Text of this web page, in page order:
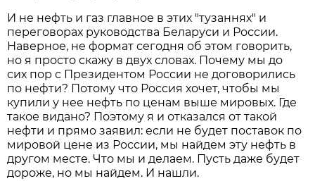
И не нефть и газ главное в этих "тузаннях" и
переговорах руководства Беларуси и России.
Наверное, не формат сегодня об этом говорить,
но я просто скажу в двух словах. Почему мы до
сих пор с Президентом России не договорились
по нефти? Потому что Россия хочет, чтобы мы
купили у нее нефть по ценам выше мировых. Где
такое видано? Поэтому я и отказался от такой
нефти и прямо заявил: если не будет поставок по
мировой цене из России, мы найдем эту нефть в
другом месте. Что мы и делаем. Пусть даже будет
дороже, но мы найдем. И нашли.